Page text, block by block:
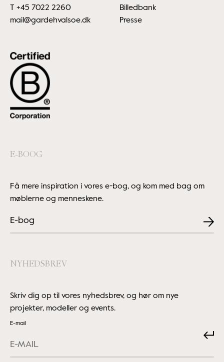
T +45 7022 2260
mail@gardehvalsoe.dk
Billedbank
Presse
E-BOOG
Få mere inspiration i vores e-bog, og kom med bag om
møblerne og menneskene.
E-bog
NYHEDSBREV
Skriv dig op til vores nyhedsbrev, og hør om nye
projekter, modeller og events.
E-mail
Submit